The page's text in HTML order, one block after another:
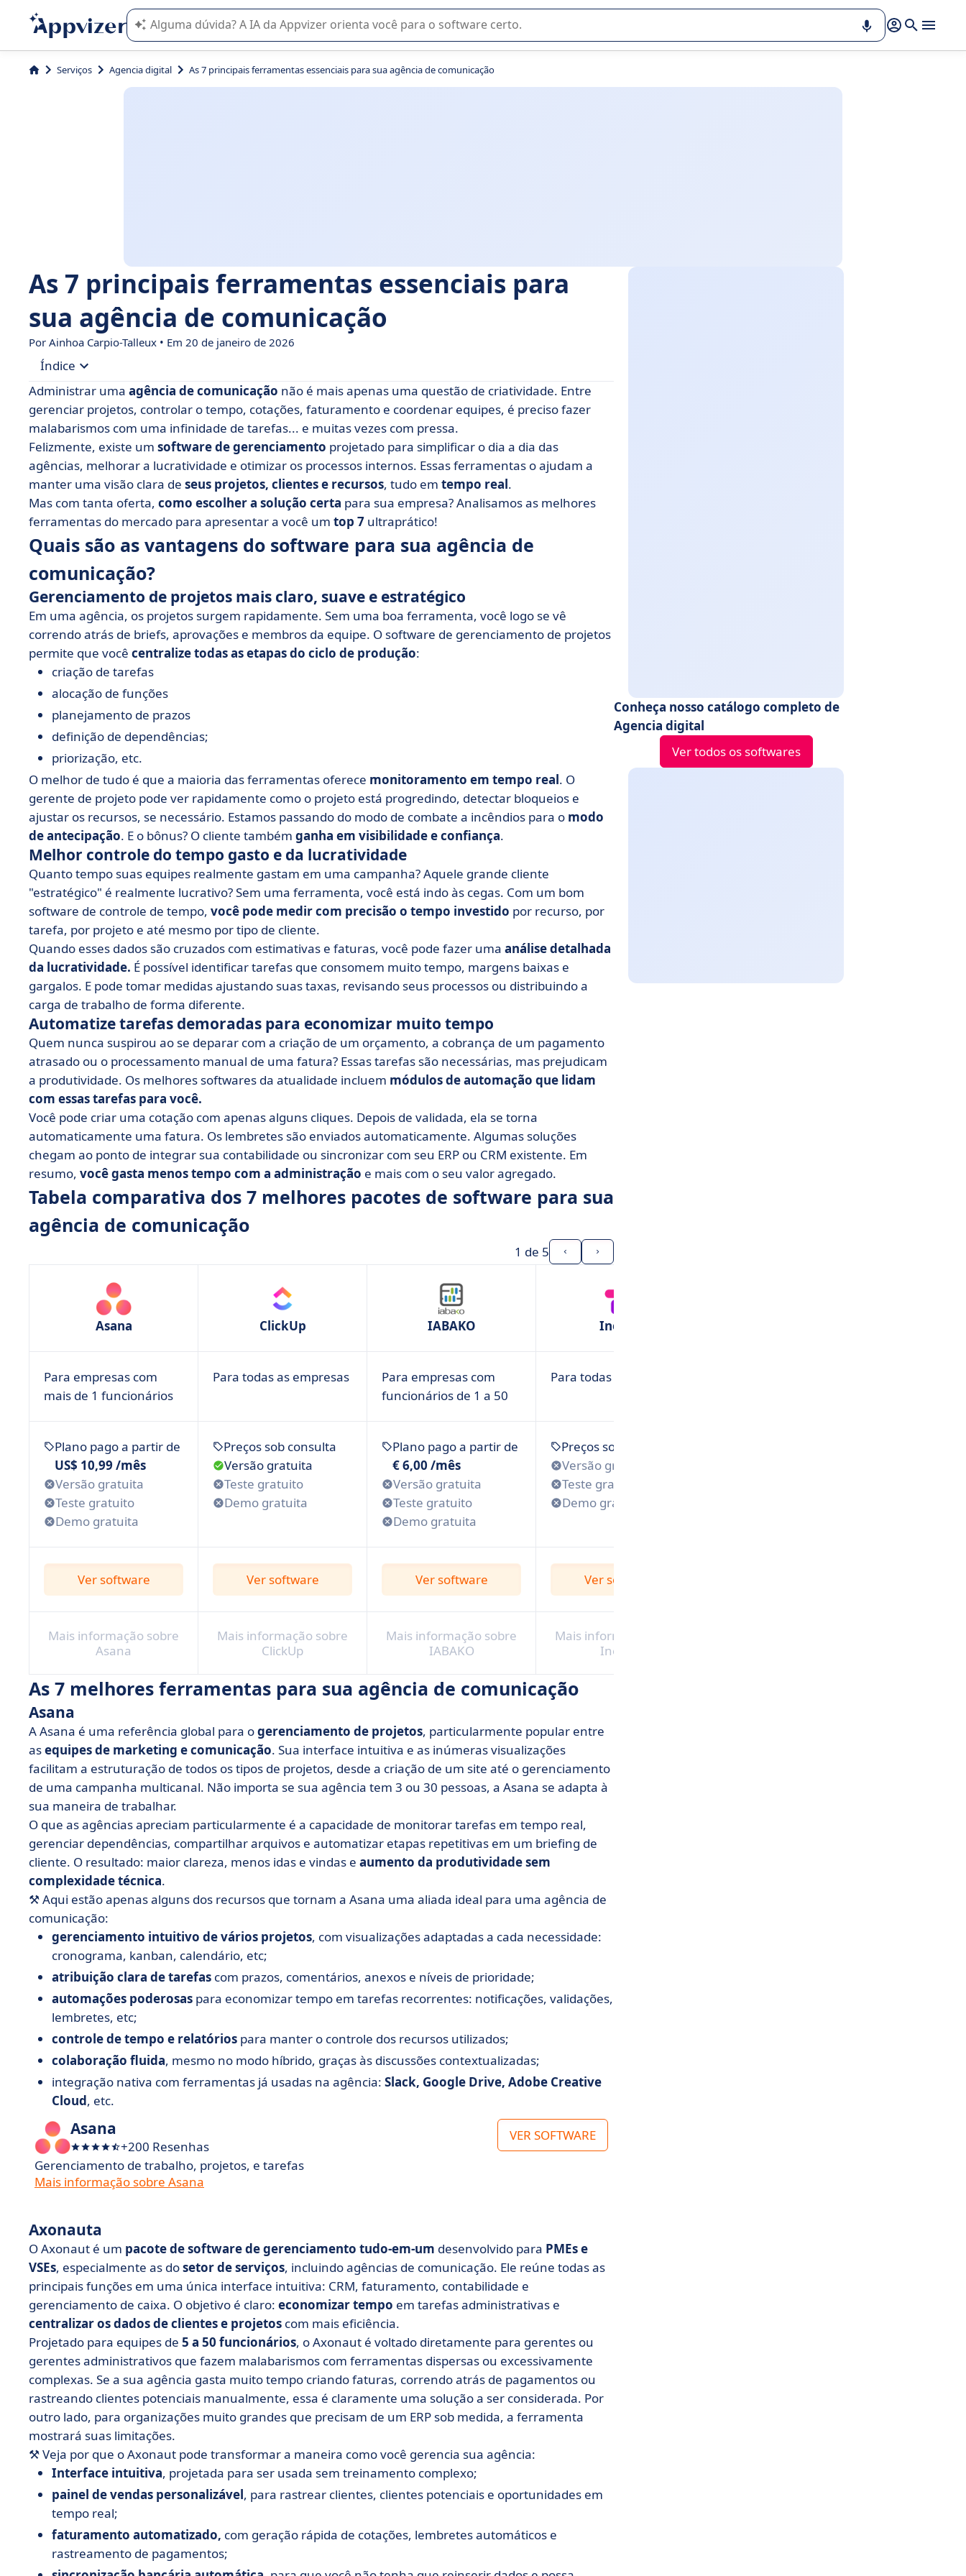
A IA do Appvizer o orienta no uso ou na seleção de software SaaS para sua empresa.
Serviços Agencia digital As 7 principais ferramentas essenciais para sua agência de comunicação
As 7 principais ferramentas essenciais para
sua agência de comunicação
Por Ainhoa Carpio-Talleux • Em 20 de janeiro de 2026
Índice
• Quais são as vantagens do software para sua agência de comunicação?
• Tabela comparativa dos 7 melhores pacotes de software para sua agência de comunicação
• As 7 melhores ferramentas para sua agência de comunicação
• Tabela de resumo do melhor software para sua agência de comunicação
• Critérios a serem considerados na escolha do software para sua agência
• Como você pode otimizar o uso de software para sua agência de comunicação? 6 etapas
• E se o seu software se tornasse o melhor aliado de sua agência?
Administrar uma agência de comunicação não é mais apenas uma questão de criatividade. Entre
gerenciar projetos, controlar o tempo, cotações, faturamento e coordenar equipes, é preciso fazer
malabarismos com uma infinidade de tarefas... e muitas vezes com pressa.
Felizmente, existe um software de gerenciamento projetado para simplificar o dia a dia das
agências, melhorar a lucratividade e otimizar os processos internos. Essas ferramentas o ajudam a
manter uma visão clara de seus projetos, clientes e recursos, tudo em tempo real.
Mas com tanta oferta, como escolher a solução certa para sua empresa? Analisamos as melhores
ferramentas do mercado para apresentar a você um top 7 ultraprático!
Quais são as vantagens do software para sua agência de
comunicação?
Gerenciamento de projetos mais claro, suave e estratégico
Em uma agência, os projetos surgem rapidamente. Sem uma boa ferramenta, você logo se vê
correndo atrás de briefs, aprovações e membros da equipe. O software de gerenciamento de projetos
permite que você centralize todas as etapas do ciclo de produção:
criação de tarefas
alocação de funções
planejamento de prazos
definição de dependências;
priorização, etc.
O melhor de tudo é que a maioria das ferramentas oferece monitoramento em tempo real. O
gerente de projeto pode ver rapidamente como o projeto está progredindo, detectar bloqueios e
ajustar os recursos, se necessário. Estamos passando do modo de combate a incêndios para o modo
de antecipação. E o bônus? O cliente também ganha em visibilidade e confiança.
Melhor controle do tempo gasto e da lucratividade
Quanto tempo suas equipes realmente gastam em uma campanha? Aquele grande cliente
"estratégico" é realmente lucrativo? Sem uma ferramenta, você está indo às cegas. Com um bom
software de controle de tempo, você pode medir com precisão o tempo investido por recurso, por
tarefa, por projeto e até mesmo por tipo de cliente.
Quando esses dados são cruzados com estimativas e faturas, você pode fazer uma análise detalhada
da lucratividade. É possível identificar tarefas que consomem muito tempo, margens baixas e
gargalos. E pode tomar medidas ajustando suas taxas, revisando seus processos ou distribuindo a
carga de trabalho de forma diferente.
Automatize tarefas demoradas para economizar muito tempo
Quem nunca suspirou ao se deparar com a criação de um orçamento, a cobrança de um pagamento
atrasado ou o processamento manual de uma fatura? Essas tarefas são necessárias, mas prejudicam
a produtividade. Os melhores softwares da atualidade incluem módulos de automação que lidam
com essas tarefas para você.
Você pode criar uma cotação com apenas alguns cliques. Depois de validada, ela se torna
automaticamente uma fatura. Os lembretes são enviados automaticamente. Algumas soluções
chegam ao ponto de integrar sua contabilidade ou sincronizar com seu ERP ou CRM existente. Em
resumo, você gasta menos tempo com a administração e mais com o seu valor agregado.
Tabela comparativa dos 7 melhores pacotes de software para sua
agência de comunicação
1 de 5
Asana ClickUp IABAKO Inedee
Para empresas com
mais de 1 funcionários
Para todas as empresas
Para empresas com
funcionários de 1 a 50
Para todas as empresas
Plano pago a partir de
US$ 10,99 /mês
Versão gratuita
Teste gratuito
Demo gratuita
Preços sob consulta
Versão gratuita
Teste gratuito
Demo gratuita
Plano pago a partir de
€ 6,00 /mês
Versão gratuita
Teste gratuito
Demo gratuita
Preços sob consulta
Versão gratuita
Teste gratuito
Demo gratuita
Ver software Ver software Ver software Ver software
Mais informação sobre
Asana
Mais informação sobre
ClickUp
Mais informação sobre
IABAKO
Mais informação sobre
Inedee
As 7 melhores ferramentas para sua agência de comunicação
Asana
A Asana é uma referência global para ogerenciamento de projetos, particularmente popular entre
asequipes de marketing e comunicação. Sua interface intuitiva e as inúmeras visualizações
facilitam a estruturação de todos os tipos de projetos, desde a criação de um site até o gerenciamento
de uma campanha multicanal. Não importa se sua agência tem 3 ou 30 pessoas, a Asana se adapta à
sua maneira de trabalhar.
O que as agências apreciam particularmente é a capacidade de monitorar tarefas em tempo real,
gerenciar dependências, compartilhar arquivos e automatizar etapas repetitivas em um briefing de
cliente. O resultado: maior clareza, menos idas e vindas e aumento da produtividade sem
complexidade técnica.
⚒️ Aqui estão apenas alguns dos recursos que tornam a Asana uma aliada ideal para uma agência de
comunicação:
gerenciamento intuitivo de vários projetos, com visualizações adaptadas a cada necessidade:
cronograma, kanban, calendário, etc;
atribuição clara de tarefas com prazos, comentários, anexos e níveis de prioridade;
automações poderosas para economizar tempo em tarefas recorrentes: notificações, validações,
lembretes, etc;
controle de tempo e relatórios para manter o controle dos recursos utilizados;
colaboração fluida, mesmo no modo híbrido, graças às discussões contextualizadas;
integração nativa com ferramentas já usadas na agência: Slack, Google Drive, Adobe Creative
Cloud, etc.
Asana
+200 Resenhas
VER SOFTWARE
Gerenciamento de trabalho, projetos, e tarefas
Mais informação sobre Asana
Axonauta
O Axonaut é um pacote de software de gerenciamento tudo-em-um desenvolvido para PMEs e
VSEs, especialmente as dosetor de serviços, incluindo agências de comunicação. Ele reúne todas as
principais funções em uma única interface intuitiva: CRM, faturamento, contabilidade e
gerenciamento de caixa. O objetivo é claro: economizar tempo em tarefas administrativas e
centralizar os dados de clientes e projetos com mais eficiência.
Projetado para equipes de 5 a 50 funcionários, o Axonaut é voltado diretamente para gerentes ou
gerentes administrativos que fazem malabarismos com ferramentas dispersas ou excessivamente
complexas. Se a sua agência gasta muito tempo criando faturas, correndo atrás de pagamentos ou
rastreando clientes potenciais manualmente, essa é claramente uma solução a ser considerada. Por
outro lado, para organizações muito grandes que precisam de um ERP sob medida, a ferramenta
mostrará suas limitações.
⚒️ Veja por que o Axonaut pode transformar a maneira como você gerencia sua agência:
Interface intuitiva, projetada para ser usada sem treinamento complexo;
painel de vendas personalizável, para rastrear clientes, clientes potenciais e oportunidades em
tempo real;
faturamento automatizado, com geração rápida de cotações, lembretes automáticos e
rastreamento de pagamentos;
Conheça nosso catálogo completo de
Agencia digital
Ver todos os softwares